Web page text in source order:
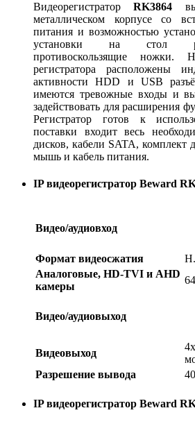
ВидеорегистраторRK3864
металлическом корпусе со
питания и возможностью
установки на стол
противоскользящие ножки.
регистратора расположены
активности HDD и USB
имеются тревожные входы и
задействовать для расширения
Регистратор готов к
поставки входит весь
дисков, кабели SATA, комплект
мышь и кабель питания.
IP видеорегистратор Beward
Видео/аудиовход
Формат видеосжатия
Аналоговые, HD-TVI и AHD
камеры
Видео/аудиовыход
Видеовыход
Разрешение вывода
IP видеорегистратор Beward